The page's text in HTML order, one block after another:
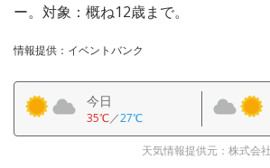
ー。対象：概ね12歳まで。
情報提供：イベントバンク
今日
35℃／27℃
天気情報提供元：株式会